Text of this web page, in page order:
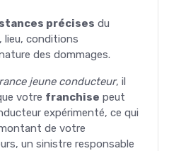
précises du
lieu, conditions
des dommages.
jeune conducteur, il
votre franchise peut
expérimenté, ce qui
de votre
un sinistre responsable